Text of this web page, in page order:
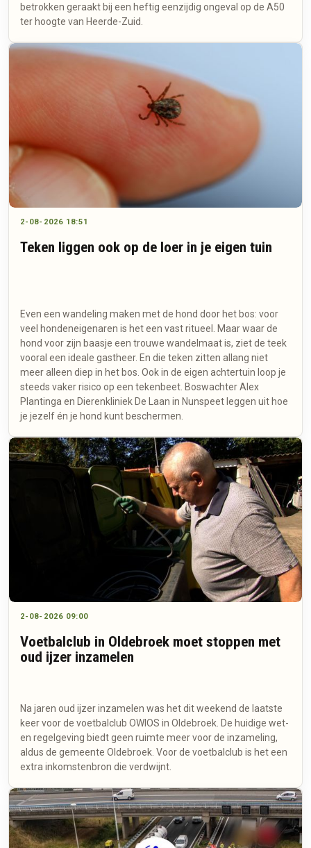
betrokken geraakt bij een heftig eenzijdig ongeval op de A50
ter hoogte van Heerde-Zuid.
2-08-2026 18:51
Teken liggen ook op de loer in je eigen tuin
Even een wandeling maken met de hond door het bos: voor
veel hondeneigenaren is het een vast ritueel. Maar waar de
hond voor zijn baasje een trouwe wandelmaat is, ziet de teek
vooral een ideale gastheer. En die teken zitten allang niet
meer alleen diep in het bos. Ook in de eigen achtertuin loop je
steeds vaker risico op een tekenbeet. Boswachter Alex
Plantinga en Dierenkliniek De Laan in Nunspeet leggen uit hoe
je jezelf én je hond kunt beschermen.
2-08-2026 09:00
Voetbalclub in Oldebroek moet stoppen met
oud ijzer inzamelen
Na jaren oud ijzer inzamelen was het dit weekend de laatste
keer voor de voetbalclub OWIOS in Oldebroek. De huidige wet-
en regelgeving biedt geen ruimte meer voor de inzameling,
aldus de gemeente Oldebroek. Voor de voetbalclub is het een
extra inkomstenbron die verdwijnt.